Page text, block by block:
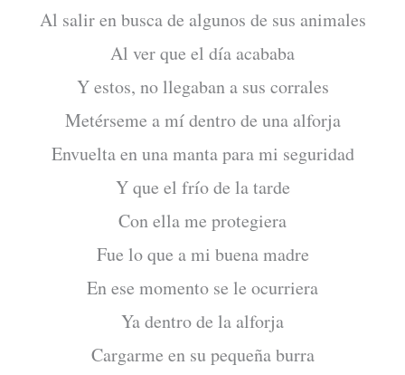
Al salir en busca de algunos de sus animales
Al ver que el día acababa
Y estos, no llegaban a sus corrales
Metérseme a mí dentro de una alforja
Envuelta en una manta para mi seguridad
Y que el frío de la tarde
Con ella me protegiera
Fue lo que a mi buena madre
En ese momento se le ocurriera
Ya dentro de la alforja
Cargarme en su pequeña burra